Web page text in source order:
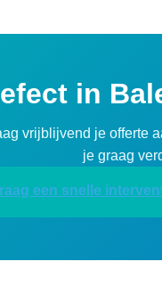
in
vrijblijvend je offerte
je graag
een snelle